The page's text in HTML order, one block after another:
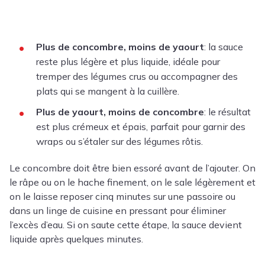
Plus de concombre, moins de yaourt: la sauce
reste plus légère et plus liquide, idéale pour
tremper des légumes crus ou accompagner des
plats qui se mangent à la cuillère.
Plus de yaourt, moins de concombre: le résultat
est plus crémeux et épais, parfait pour garnir des
wraps ou s’étaler sur des légumes rôtis.
Le concombre doit être bien essoré avant de l’ajouter. On
le râpe ou on le hache finement, on le sale légèrement et
on le laisse reposer cinq minutes sur une passoire ou
dans un linge de cuisine en pressant pour éliminer
l’excès d’eau. Si on saute cette étape, la sauce devient
liquide après quelques minutes.